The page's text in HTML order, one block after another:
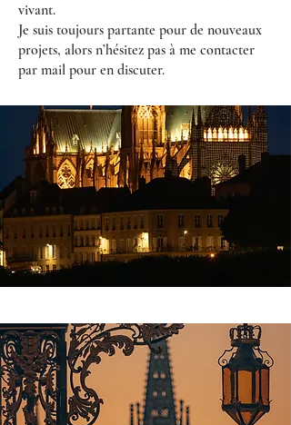
vivant.
Je suis toujours partante pour de nouveaux
projets, alors n’hésitez pas à me contacter
par mail pour en discuter.